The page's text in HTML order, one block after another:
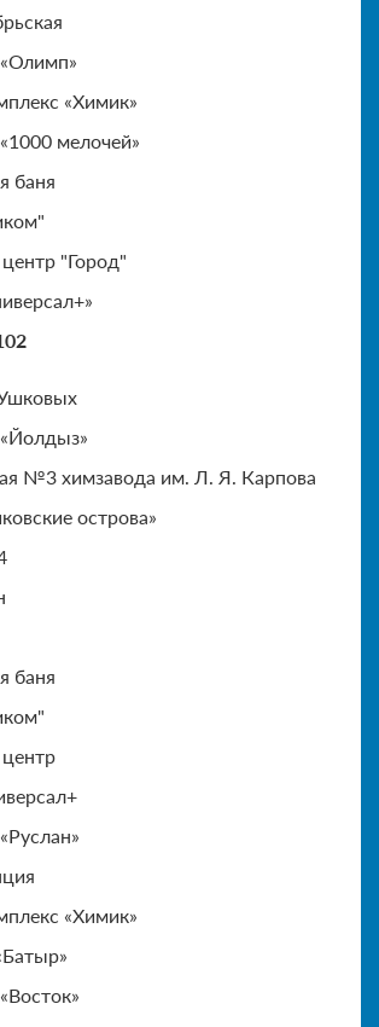
«Химик»
мелочей»
баня
"Город"
№3 химзавода им. Л. Я. Карпова
острова»
баня
«Химик»